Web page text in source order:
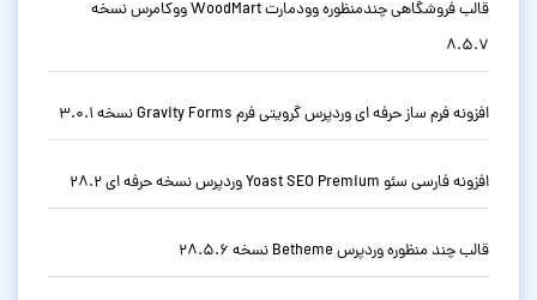
قالب فروشگاهی چندمنظوره وودمارت WoodMart ووکامرس نسخه
8.5.7
افزونه فرم ساز حرفه ای وردپرس گرویتی فرم Gravity Forms نسخه 3.0.1
افزونه فارسی سئو Yoast SEO Premium وردپرس نسخه حرفه ای 28.2
قالب چند منظوره وردپرس Betheme نسخه 28.5.6